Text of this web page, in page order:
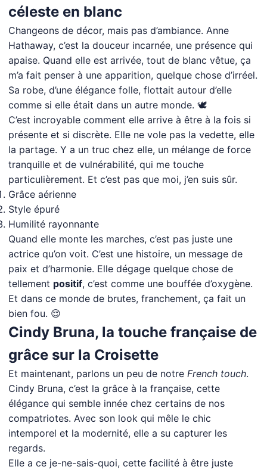
céleste en blanc
Changeons de décor, mais pas d’ambiance. Anne
Hathaway, c’est la douceur incarnée, une présence qui
apaise. Quand elle est arrivée, tout de blanc vêtue, ça
m’a fait penser à une apparition, quelque chose d’irréel.
Sa robe, d’une élégance folle, flottait autour d’elle
comme si elle était dans un autre monde. 🕊️
C’est incroyable comment elle arrive à être à la fois si
présente et si discrète. Elle ne vole pas la vedette, elle
la partage. Y a un truc chez elle, un mélange de force
tranquille et de vulnérabilité, qui me touche
particulièrement. Et c’est pas que moi, j’en suis sûr.
Grâce aérienne
Style épuré
Humilité rayonnante
Quand elle monte les marches, c’est pas juste une
actrice qu’on voit. C’est une histoire, un message de
paix et d’harmonie. Elle dégage quelque chose de
tellement positif, c’est comme une bouffée d’oxygène.
Et dans ce monde de brutes, franchement, ça fait un
bien fou. 😌
Cindy Bruna, la touche française de
grâce sur la Croisette
Et maintenant, parlons un peu de notre French touch.
Cindy Bruna, c’est la grâce à la française, cette
élégance qui semble innée chez certains de nos
compatriotes. Avec son look qui mêle le chic
intemporel et la modernité, elle a su capturer les
regards.
Elle a ce je-ne-sais-quoi, cette facilité à être juste